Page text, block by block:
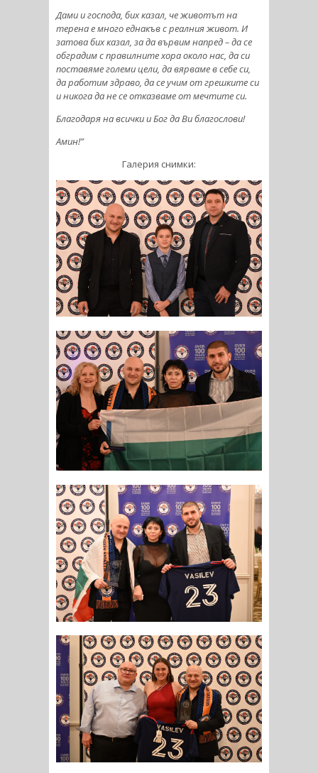
Дами и господа, бих казал, че животът на
терена е много еднакъв с реалния живот. И
затова бих казал, за да вървим напред – да се
обградим с правилните хора около нас, да си
поставяме големи цели, да вярваме в себе си,
да работим здраво, да се учим от грешките си
и никога да не се отказваме от мечтите си.
Благодаря на всички и Бог да Ви благослови!
Амин!”
Галерия снимки: